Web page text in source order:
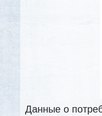
Данные о